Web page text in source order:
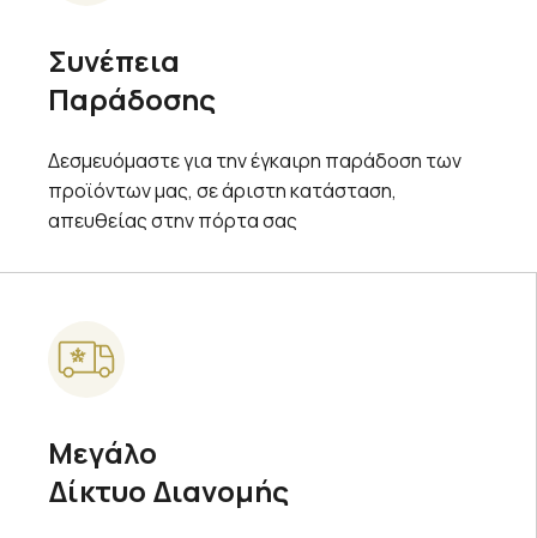
Συνέπεια
Παράδοσης
Δεσμευόμαστε για την έγκαιρη παράδοση των
προϊόντων μας, σε άριστη κατάσταση,
απευθείας στην πόρτα σας
Μεγάλο
Δίκτυο Διανομής